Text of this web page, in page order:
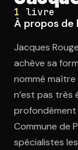
1 livre
À propos de
Jacques
achève sa
nommé maître
n’est pas très
profondément
Commune de
spécialistes